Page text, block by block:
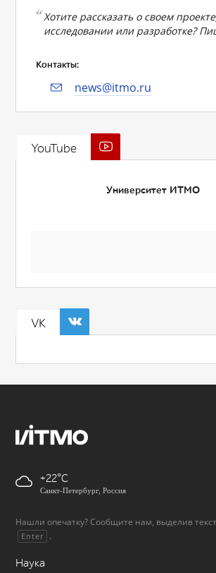
Хотите рассказать о своем
исследовании или разработке?
Контакты:
news@itmo.ru
YouTube
Университет ИТМО
VK
+22
Санкт-Петербург, Россия
Нашли опечатку? Сообщите нам, выделив
Enter .
Наука